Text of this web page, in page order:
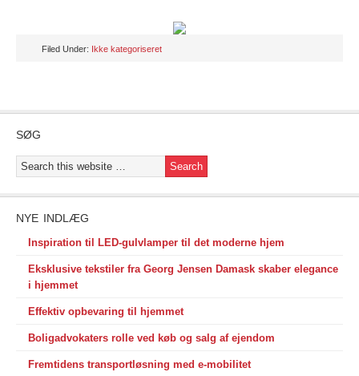
Filed Under: Ikke kategoriseret
SØG
NYE INDLÆG
Inspiration til LED-gulvlamper til det moderne hjem
Eksklusive tekstiler fra Georg Jensen Damask skaber elegance
i hjemmet
Effektiv opbevaring til hjemmet
Boligadvokaters rolle ved køb og salg af ejendom
Fremtidens transportløsning med e-mobilitet